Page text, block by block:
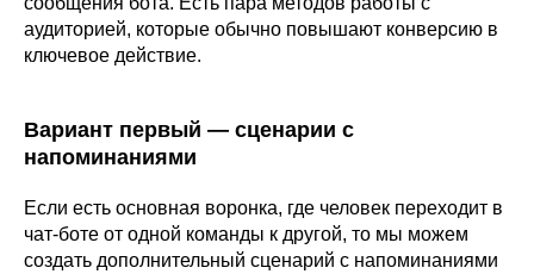
аудиторией, которые обычно повышают конверсию в
ключевое действие.
Вариант первый — сценарии с
напоминаниями
Если есть основная воронка, где человек переходит в
чат-боте от одной команды к другой, то мы можем
создать дополнительный сценарий с напоминаниями